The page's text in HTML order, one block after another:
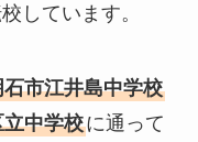
しています。
石市江井島中学校
中学校に通って